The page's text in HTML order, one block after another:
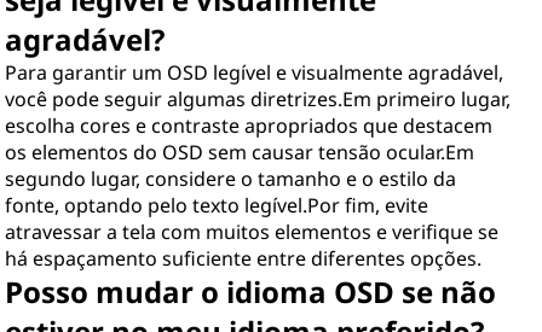
agradável?
Para garantir um OSD legível e visualmente agradável,
você pode seguir algumas diretrizes.Em primeiro lugar,
escolha cores e contraste apropriados que destacem
os elementos do OSD sem causar tensão ocular.Em
segundo lugar, considere o tamanho e o estilo da
fonte, optando pelo texto legível.Por fim, evite
atravessar a tela com muitos elementos e verifique se
há espaçamento suficiente entre diferentes opções.
Posso mudar o idioma OSD se não